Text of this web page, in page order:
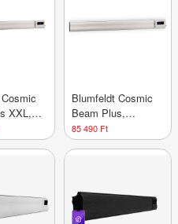
XXL,
3000 W,
Blumfeldt Cosmic
Beam Plus,
infravörös
hősugárzó, 2400 W,
85 490 Ft